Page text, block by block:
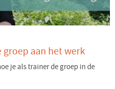
groep aan het werk
je als trainer de groep in de